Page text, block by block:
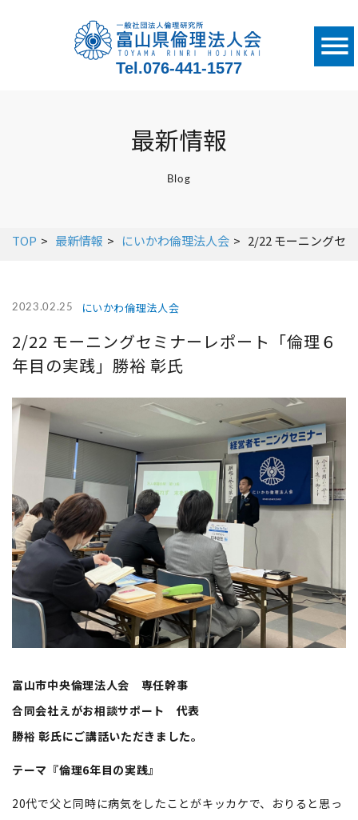
Tel.076-441-1577
最新情報
Blog
TOP 最新情報 にいかわ倫理法人会 2/22 モーニングセ
2023.02.25 にいかわ倫理法人会
2/22 モーニングセミナーレポート「倫理６
年目の実践」勝裕 彰氏
富山市中央倫理法人会 専任幹事
合同会社えがお相談サポート 代表
勝裕 彰氏にご講話いただきました。
テーマ『倫理6年目の実践』
20代で父と同時に病気をしたことがキッカケで、おりると思っ